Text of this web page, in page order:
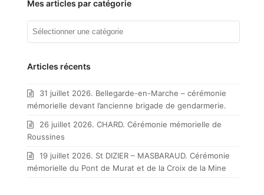
Mes articles par catégorie
Mes
catégorie
Articles récents
31 juillet 2026. Bellegarde-en-Marche – cérémonie
mémorielle devant l’ancienne brigade de gendarmerie.
26 juillet 2026. CHARD. Cérémonie mémorielle de
Roussines
19 juillet 2026. St DIZIER – MASBARAUD. Cérémonie
mémorielle du Pont de Murat et de la Croix de la Mine